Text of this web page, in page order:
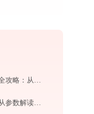
石墨文档怎么用？在线协作办公全攻略：从注册到团队高效协同
GPU-Z显卡检测工具使用教程：从参数解读到BIOS备份，一站式掌握显卡信息